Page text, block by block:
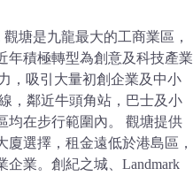
觀塘是九龍最大的工商業區，
年積極轉型為創意及科技產業
，吸引大量初創企業及中小
，鄰近牛頭角站，巴士及小
均在步行範圍內。 觀塘提供
選擇，租金遠低於港島區，
業。創紀之城、Landmark